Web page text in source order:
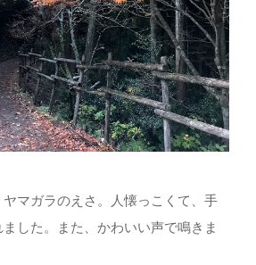
マガラのえさ。人懐っこくて、手
した。また、かわいい声で鳴きま